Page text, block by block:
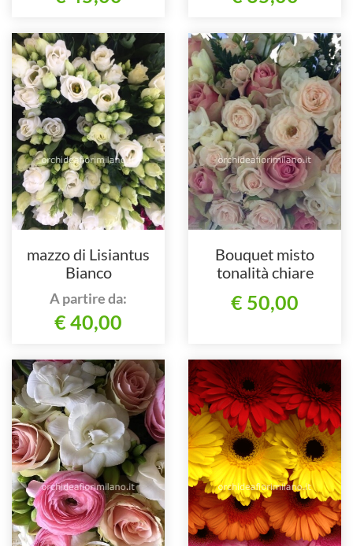
mazzo di Lisiantus
Bianco
A partire da:
€ 40,00
Bouquet misto
tonalità chiare
€ 50,00